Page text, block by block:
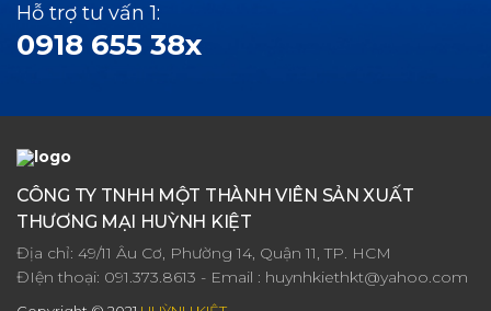
Hỗ trợ tư vấn 1:
0918 655 38x
CÔNG TY TNHH MỘT THÀNH VIÊN SẢN XUẤT
THƯƠNG MẠI HUỲNH KIỆT
Địa chỉ: 49/11 Âu Cơ, Phường 14, Quận 11, TP. HCM
ĐIện thoại: 091.373.8613 - Email : huynhkiethkt@yahoo.com